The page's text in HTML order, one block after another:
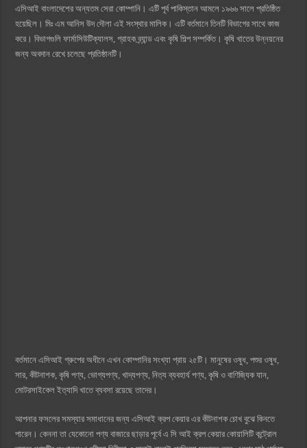
এসিআই বাংলাদেশের অন্যতম সেরা কোম্পানি। এটি পূর্ব পাকিস্তান আমলে ১৯৬৬ সালে প্রতিষ্ঠিত
হয়েছিল। মিঃ এম আনিস উদ দৌলা এই সংস্থার মালিক। এটি বর্তমানে তিনটি বিভাগের সাথে কাজ
করে। বিভাগগুলি ফার্মাসিউটিক্যালস, গ্রাহক ব্র্যান্ড এবং কৃষি শিল্প সম্পর্কিত। কৃষি খাতের উন্নয়নের
জন্য অবদান রেখে চলেছে প্রতিষ্ঠানটি।
বর্তমানে এসিআই গ্রুপের অধীনে এখন কোম্পানির সংখ্যা প্রায় ২৫টি। মানুষের ওষুধ, পশুর ওষুধ,
সার, কীটনাশক, কৃষি পণ্য, ভোগ্যপণ্য, খাদ্যপণ্য, নিত্য ব্যবহার্য পণ্য, কৃষি ও বাণিজ্যিক যান,
মোটরসাইকেল ইত্যাদি খাতে ব্যবসা রয়েছে তাদের।
আপনার ফসলের সমস্যার সমাধানের জন্য এসিআই ক্রপ কেয়ার এর কীটনাশক চোখ বুঝে কিনতে
পারেন। কেননা তা যেকোনো পণ্য বাজারে ছাড়ার পূর্বে এ সি আই ক্রপ কেয়ার কোয়ালিটি কন্ট্রোল